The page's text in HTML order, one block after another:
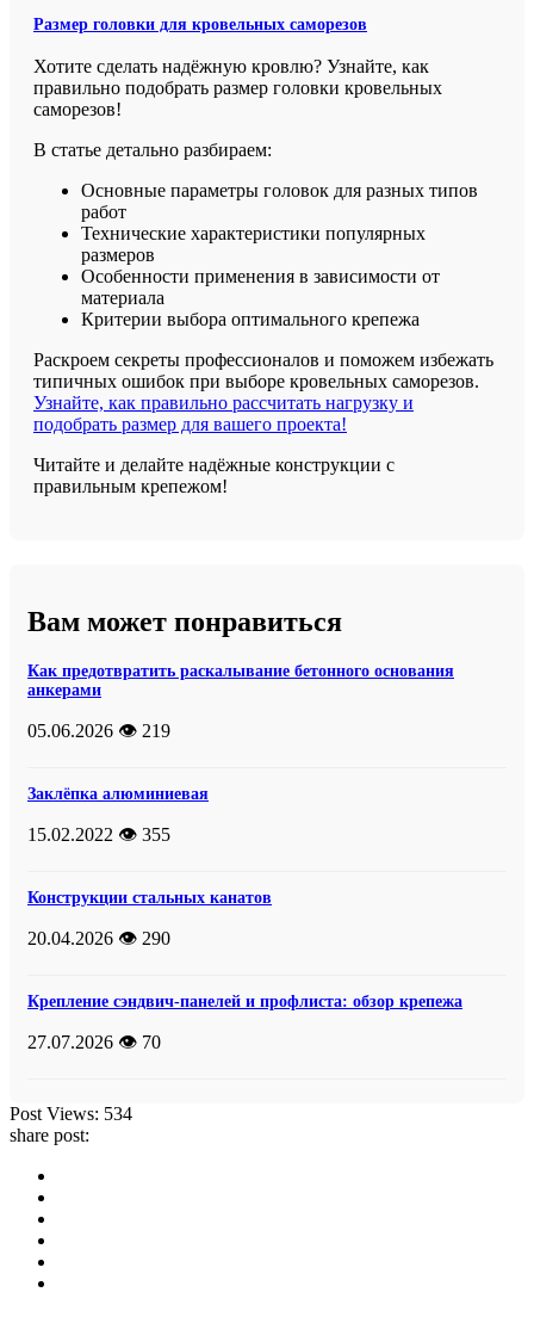
Размер головки для кровельных саморезов
Хотите сделать надёжную кровлю? Узнайте, как
правильно подобрать размер головки кровельных
саморезов!
В статье детально разбираем:
Основные параметры головок для разных типов
работ
Технические характеристики популярных
размеров
Особенности применения в зависимости от
материала
Критерии выбора оптимального крепежа
Раскроем секреты профессионалов и поможем избежать
типичных ошибок при выборе кровельных саморезов.
Узнайте, как правильно рассчитать нагрузку и
подобрать размер для вашего проекта!
Читайте и делайте надёжные конструкции с
правильным крепежом!
Вам может понравиться
Как предотвратить раскалывание бетонного основания
анкерами
05.06.2026 👁️ 219
Заклёпка алюминиевая
15.02.2022 👁️ 355
Конструкции стальных канатов
20.04.2026 👁️ 290
Крепление сэндвич-панелей и профлиста: обзор крепежа
27.07.2026 👁️ 70
Post Views: 534
share post: